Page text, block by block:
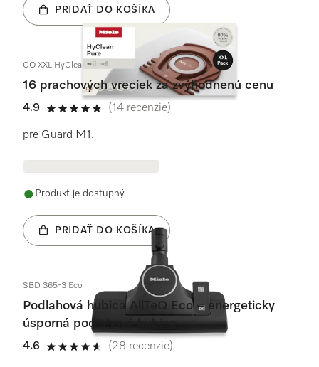
PRIDAŤ DO KOŠÍKA
CO XXL HyClean Pure
16 prachových vreciek za zvýhodnenú cenu
4.9
4.9 / 5
(14 recenzie)
pre Guard M1.
Produkt je dostupný
PRIDAŤ DO KOŠÍKA
SBD 365-3 Eco
Podlahová hubica AllTeQ Eco – energeticky
úsporná podlahová hubica
4.6
4.6 / 5
(28 recenzie)